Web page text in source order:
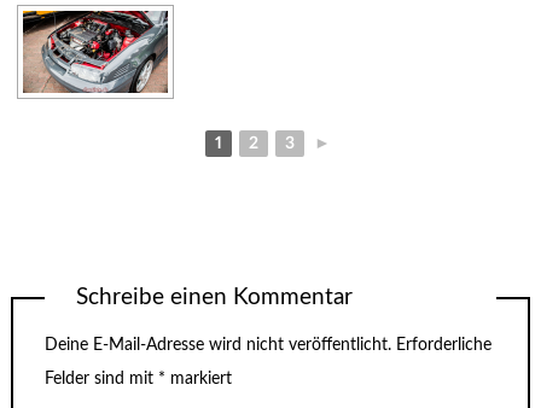
1 2 3 ►
Schreibe einen Kommentar
Deine E-Mail-Adresse wird nicht veröffentlicht. Erforderliche
Felder sind mit * markiert